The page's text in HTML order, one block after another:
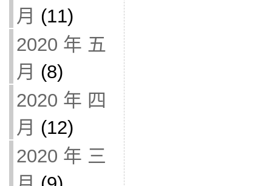
月 (11)
2020 年 五
月 (8)
2020 年 四
月 (12)
2020 年 三